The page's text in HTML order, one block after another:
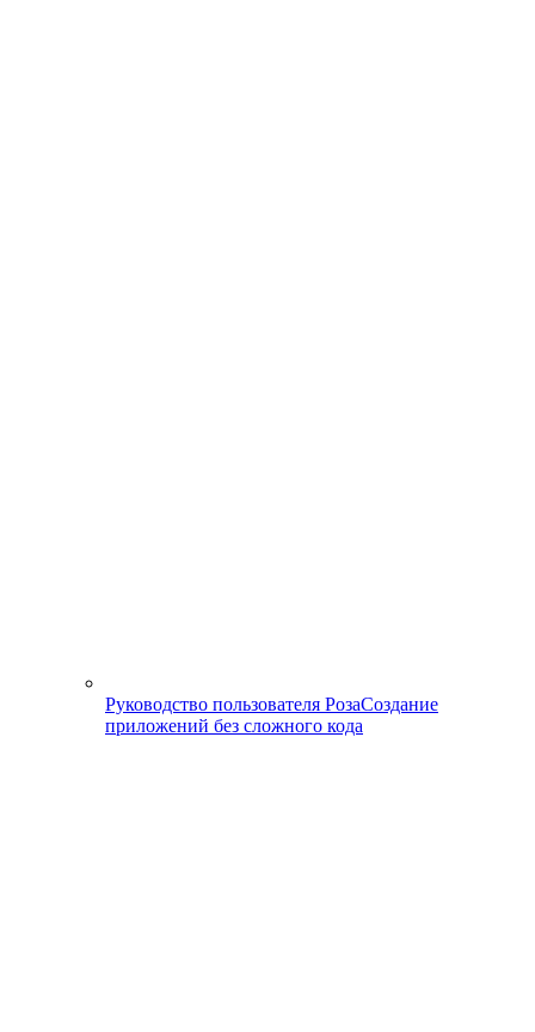
Руководство пользователя РозаСоздание
приложений без сложного кода